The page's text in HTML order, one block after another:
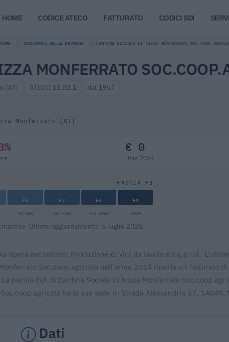
HOME CODICE ATECO FATTURATO CODICI SDI
HOME INDUSTRIA DELLE BEVANDE CANTINA SOCIALE DI NIZZA MONFERRATO
MONFERRATO
(AT) ATECO 11.02.1 dal 1957
Monferrato (AT)
€ 0
Utile 2024
FASCIA F3
F6 F7 F8 F9
25-50M 50-100M 100-500M >500M
Ultimo aggiornamento: 5 luglio 2026.
opera nel settore: Produzione di vini da tavola e v.q.p.r.d..
Soc.coop.agricola nell'anno 2024 riporta un fatturato di
partita IVA di Cantina Sociale Di Nizza Monferrato
ha la sua sede in Strada Alessandria 57, 14049,
Dati